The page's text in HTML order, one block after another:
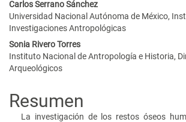
del
artículo
Carlos Serrano Sánchez
Universidad Nacional Autónoma de México,
Investigaciones Antropológicas
Sonia Rivero Torres
Instituto Nacional de Antropología e Historia,
Arqueológicos
Resumen
La investigación de los restos óseos